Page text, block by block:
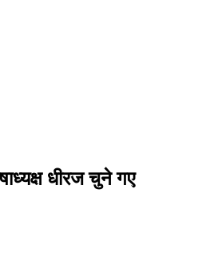
धीरज चुने गए